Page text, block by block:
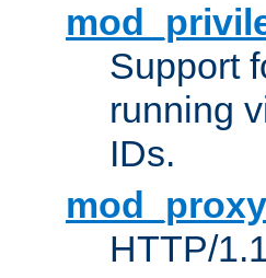
Support
running
IDs.
mod_proxy
HTTP/